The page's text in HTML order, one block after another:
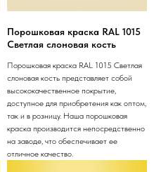
Порошковая краска RAL 1015
Светлая слоновая кость
Порошковая краска RAL 1015 Светлая
слоновая кость представляет собой
высококачественное покрытие,
доступное для приобретения как оптом,
так и в розницу. Наша порошковая
краска производится непосредственно
на заводе, что обеспечивает ее
отличное качество.